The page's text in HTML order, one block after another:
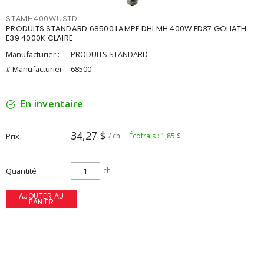
STAMH400WUSTD
PRODUITS STANDARD 68500 LAMPE DHI MH 400W ED37 GOLIATH
E39 4000K CLAIRE
Manufacturier :
PRODUITS STANDARD
# Manufacturier : 68500
En inventaire
Prix 34,27 $ / ch Écofrais : 1,85 $
Quantité ch
AJOUTER AU
PANIER